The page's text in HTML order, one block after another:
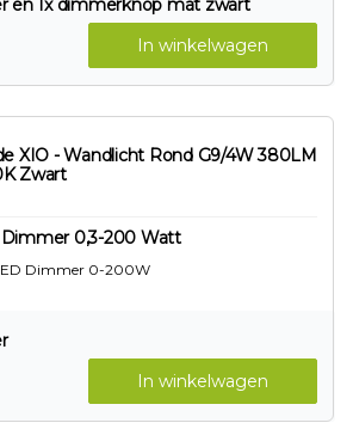
en 1x dimmerknop mat zwart
In winkelwagen
XIO - Wandlicht Rond G9/4W 380LM
Zwart
Dimmer 0,3-200 Watt
Dimmer 0-200W
In winkelwagen